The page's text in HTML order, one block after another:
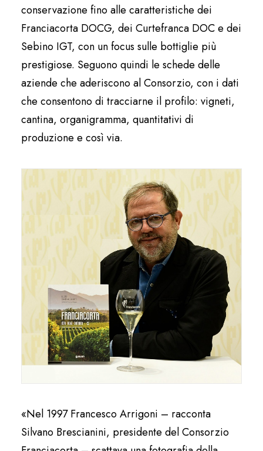
conservazione fino alle caratteristiche dei
Franciacorta DOCG, dei Curtefranca DOC e dei
Sebino IGT, con un focus sulle bottiglie più
prestigiose. Seguono quindi le schede delle
aziende che aderiscono al Consorzio, con i dati
che consentono di tracciarne il profilo: vigneti,
cantina, organigramma, quantitativi di
produzione e così via.
«Nel 1997 Francesco Arrigoni – racconta
Silvano Brescianini, presidente del Consorzio